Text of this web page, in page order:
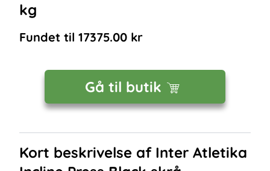
kg
Fundet til 17375.00 kr
Gå til butik
Kort beskrivelse af Inter Atletika